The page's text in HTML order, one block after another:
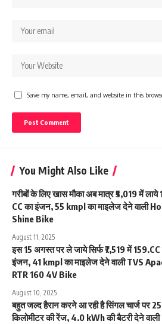
Save my name, email, and website in this
You Might Also Like
गरीबों के लिए खास मौका अब मात्र ₹5,019 में
CC का इंजन, 55 kmpl का माइलेज देने वाली
Shine Bike
August 11, 2025
इस 15 अगस्त पर ले जाये सिर्फ ₹7,519 में 159.CC
इंजन, 41 kmpl का माइलेज देने वाली TVS
RTR 160 4V Bike
August 10, 2025
बहुत जल्द हैरान करने आ रही है सिंगल चार्ज पर
किलोमीटर की रेंज, 4.0 kWh की बैटरी देने